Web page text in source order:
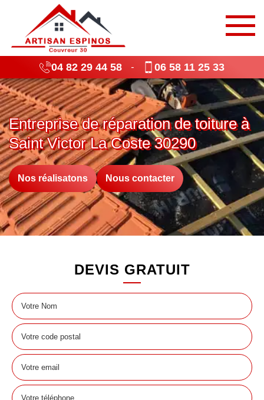
04 82 29 44 58 - 06 58 11 25 33
Entreprise de réparation de toiture à
Saint Victor La Coste 30290
Nos réalisatons Nous contacter
DEVIS GRATUIT